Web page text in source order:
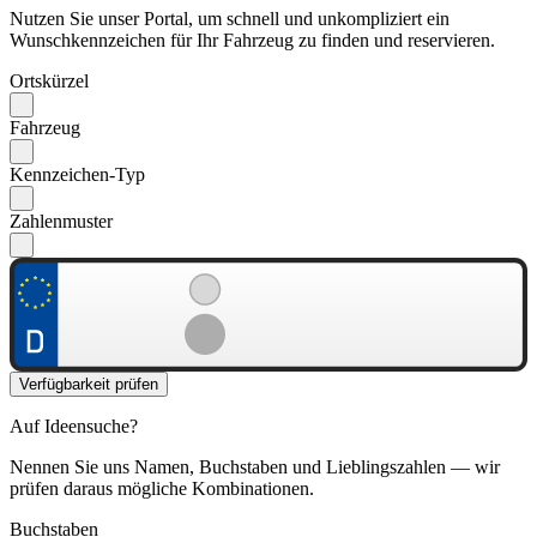
Nutzen Sie unser Portal, um schnell und unkompliziert ein
Wunschkennzeichen für Ihr Fahrzeug zu finden und reservieren.
Ortskürzel
Fahrzeug
Kennzeichen-Typ
Zahlenmuster
Verfügbarkeit prüfen
Auf Ideensuche?
Nennen Sie uns Namen, Buchstaben und Lieblingszahlen — wir
prüfen daraus mögliche Kombinationen.
Buchstaben